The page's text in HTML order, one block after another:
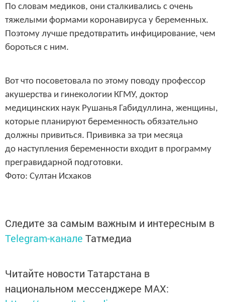
По словам медиков, они сталкивались с очень
тяжелыми формами коронавируса у беременных.
Поэтому лучше предотвратить инфицирование, чем
бороться с ним.
Вот что посоветовала по этому поводу профессор
акушерства и гинекологии КГМУ, доктор
медицинских наук Рушанья Габидуллина, женщины,
которые планируют беременность обязательно
должны привиться. Прививка за три месяца
до наступления беременности входит в программу
прегравидарной подготовки.
Фото: Султан Исхаков
Следите за самым важным и интересным в
Telegram-канале Татмедиа
Читайте новости Татарстана в
национальном мессенджере MАХ: